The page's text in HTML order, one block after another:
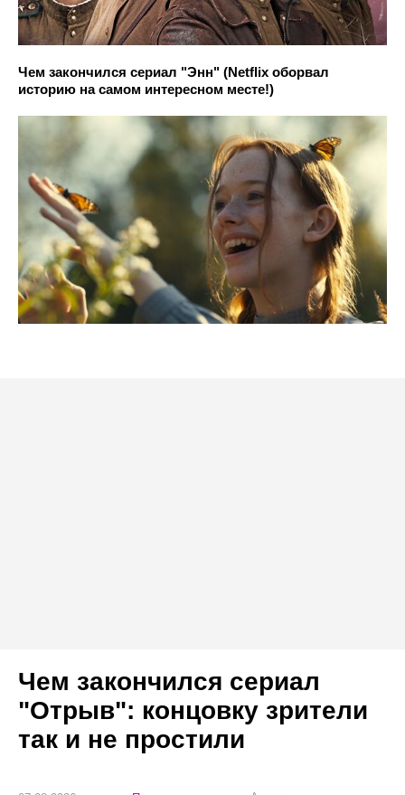
Чем закончился сериал "Энн" (Netflix оборвал
историю на самом интересном месте!)
Чем закончился сериал
"Отрыв": концовку зрители
так и не простили